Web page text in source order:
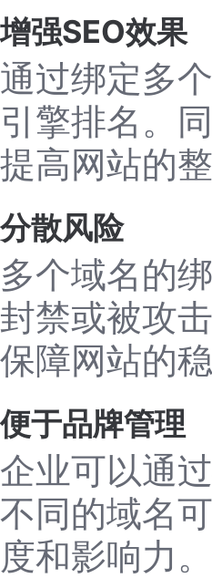
增强SEO效果
通过绑定多
引擎排名。
提高网站的
分散风险
多个域名的
封禁或被攻
保障网站的
便于品牌管理
企业可以通
不同的域名
度和影响力。